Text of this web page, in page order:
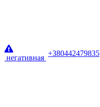
негативная
+380442479835